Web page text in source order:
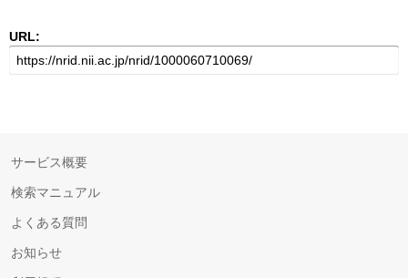
URL:
サービス概要
検索マニュアル
よくある質問
お知らせ